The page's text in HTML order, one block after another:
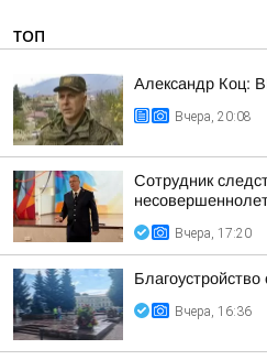
ТОП
Александр Коц:
Вчера, 20:08
Сотрудник
Вчера, 17:20
Вчера, 16:36